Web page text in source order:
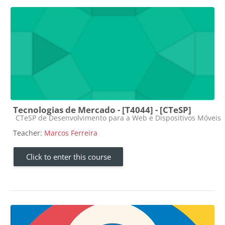
Tecnologias de Mercado - [T4044] - [CTeSP]
Course category
CTeSP de Desenvolvimento para a Web e Dispositivos Móveis
Teacher: Marcos Ferreira
Click to enter this course